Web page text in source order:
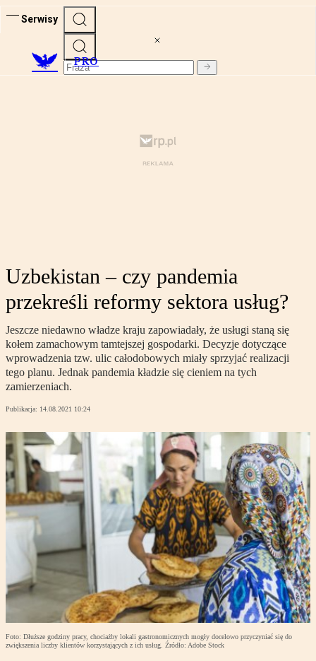
Serwisy
PRO
Uzbekistan – czy pandemia
przekreśli reformy sektora usług?
Jeszcze niedawno władze kraju zapowiadały, że usługi staną się
kołem zamachowym tamtejszej gospodarki. Decyzje dotyczące
wprowadzenia tzw. ulic całodobowych miały sprzyjać realizacji
tego planu. Jednak pandemia kładzie się cieniem na tych
zamierzeniach.
Publikacja: 14.08.2021 10:24
Foto: Dłuższe godziny pracy, chociażby lokali gastronomicznych mogły docelowo przyczyniać się do
zwiększenia liczby klientów korzystających z ich usług. Źródło: Adobe Stock